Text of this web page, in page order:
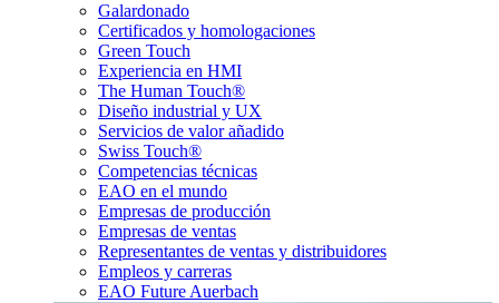
Galardonado
Certificados y homologaciones
Green Touch
Experiencia en HMI
The Human Touch®
Diseño industrial y UX
Servicios de valor añadido
Swiss Touch®
Competencias técnicas
EAO en el mundo
Empresas de producción
Empresas de ventas
Representantes de ventas y distribuidores
Empleos y carreras
EAO Future Auerbach